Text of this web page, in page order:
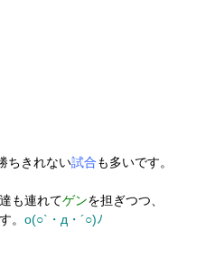
ちきれない試合も多いです。
も連れてゲンを担ぎつつ、
。 o(○`・д・´○)ﾉ